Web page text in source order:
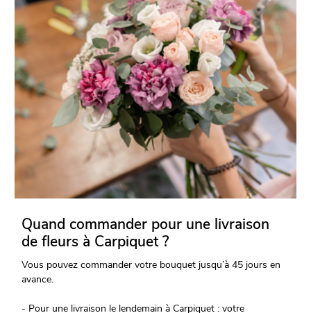
Quand commander pour une livraison
de fleurs à Carpiquet ?
Vous pouvez commander votre bouquet jusqu’à 45 jours en
avance.
- Pour une livraison le lendemain à Carpiquet : votre